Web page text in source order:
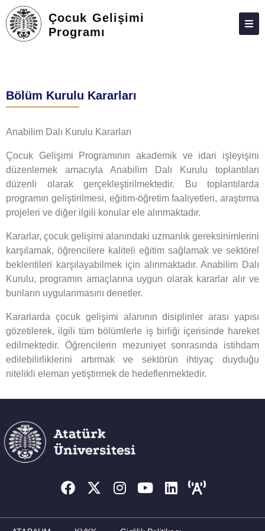
Çocuk Gelişimi
Programı
LISANSÜSTÜ
ADAY ÖĞRENCILER
Bölüm Kurulu Kararları
Anabilim Dalı Kurulu Kararları
Çocuk Gelişimi Programının akademik ve idari işleyişini
düzenlemek amacıyla Anabilim Dalı Kurulu toplantıları
düzenli olarak gerçekleştirilmektedir. Bu toplantılarda
programın geliştirilmesi, eğitim-öğretim faaliyetleri, araştırma
projeleri ve diğer ilgili konular ele alınmaktadır.
Kararlar, çocuk gelişimi alanındaki uzmanlık gereksinimlerini
karşılamak, öğrencilere kaliteli eğitim sağlamak ve sektörel
beklentileri karşılayabilmek için alınmaktadır. Anabilim Dalı
Kurulu, programın amaçlarına uygun olarak kararlar alır ve
bunların uygulanmasını denetler.
Kararlarda çocuk gelişimi alanının disiplinler arası yapısı
gözetilerek, ilgili tüm bölümlerle iş birliği içerisinde hareket
edilmektedir. Öğrencilerin mezuniyet sonrasında istihdam
edilebilirliklerini artırmak ve sektörün ihtiyaç duyduğu
nitelikli eleman yetiştirmek de hedeflenmektedir.